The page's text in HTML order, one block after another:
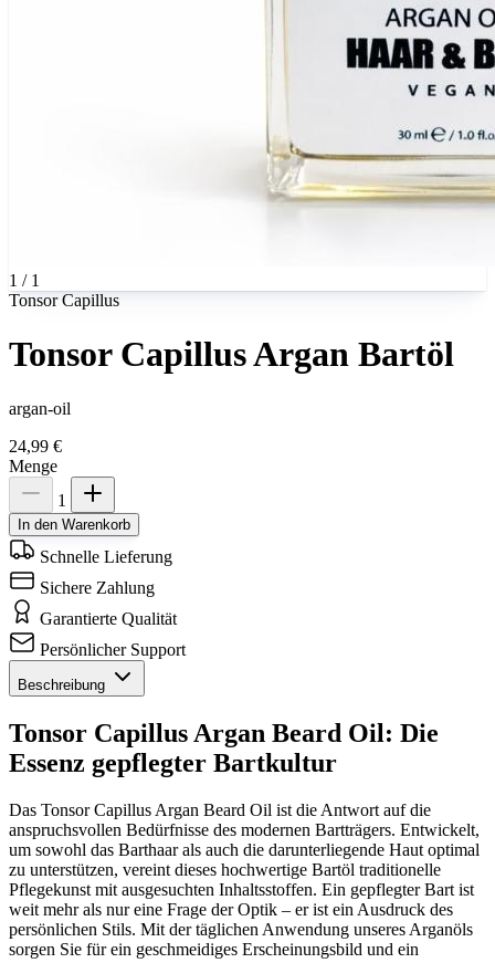
1 / 1
Tonsor Capillus
Tonsor Capillus Argan Bartöl
argan-oil
24,99 €
Menge
1
In den Warenkorb
Schnelle Lieferung
Sichere Zahlung
Garantierte Qualität
Persönlicher Support
Beschreibung
Tonsor Capillus Argan Beard Oil: Die
Essenz gepflegter Bartkultur
Das Tonsor Capillus Argan Beard Oil ist die Antwort auf die
anspruchsvollen Bedürfnisse des modernen Bartträgers. Entwickelt,
um sowohl das Barthaar als auch die darunterliegende Haut optimal
zu unterstützen, vereint dieses hochwertige Bartöl traditionelle
Pflegekunst mit ausgesuchten Inhaltsstoffen. Ein gepflegter Bart ist
weit mehr als nur eine Frage der Optik – er ist ein Ausdruck des
persönlichen Stils. Mit der täglichen Anwendung unseres Arganöls
sorgen Sie für ein geschmeidiges Erscheinungsbild und ein